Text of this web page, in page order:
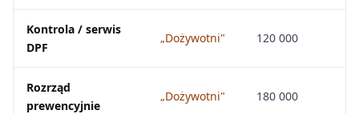
Kontrola / serwis
DPF
„Dożywotni" 120 000
Rozrząd
prewencyjnie
„Dożywotni" 180 000